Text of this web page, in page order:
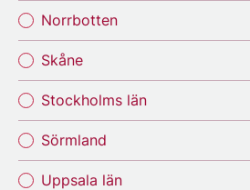
Norrbotten
Skåne
Stockholms län
Sörmland
Uppsala län